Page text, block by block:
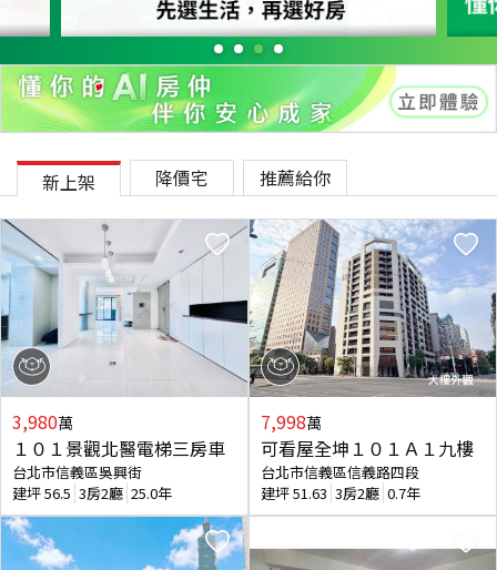
新上架 降價宅 推薦給你
3,980萬
１０１景觀北醫電梯三房車
台北市信義區吳興街
建坪56.5 3房2廳 25.0年
7,998萬
可看屋全坤１０１Ａ１九樓
台北市信義區信義路四段
建坪51.63 3房2廳 0.7年